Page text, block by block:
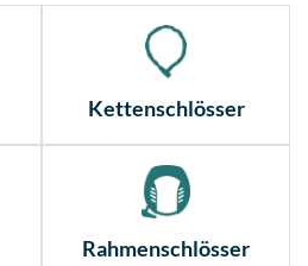
Kettenschlösser
Rahmenschlösser